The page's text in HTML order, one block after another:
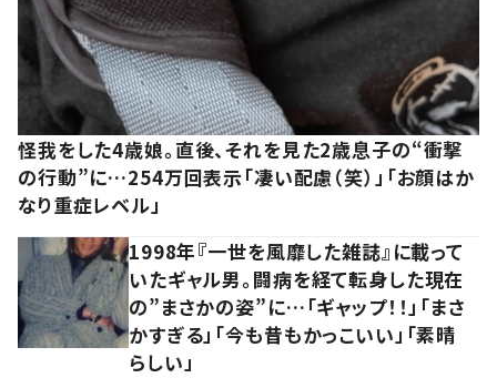
怪我をした4歳娘。直後、それを見た2歳息子の“衝撃
の行動”に…254万回表示「凄い配慮（笑）」「お顔はか
なり重症レベル」
1998年『一世を風靡した雑誌』に載って
いたギャル男。闘病を経て転身した現在
の”まさかの姿”に…「ギャップ！！」「まさ
かすぎる」「今も昔もかっこいい」「素晴
らしい」